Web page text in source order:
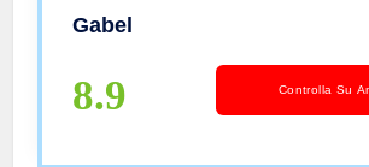
Gabel
8.9 Controlla Su